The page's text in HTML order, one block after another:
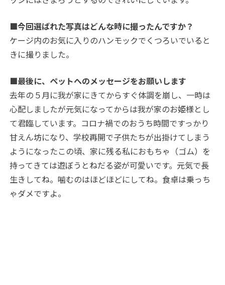
■今回選ばれた写真はどんな時に撮ったんですか？
ケージ内のお気に入りのハンモックでくつろいでいると
きに撮りました。
■最後に、ペットへのメッセージをお願いします
去年の５月に我が家にきてからすぐ体調を崩し、一時は
心配しましたが元気になってからは我が家のお姫様とし
て君臨しています。コロナ禍でのおうち時間ですっかり
甘えん坊になり、学校再開で子供たちが出掛けてしまう
ようになったこの頃、家に残る私におもちゃ（ゴム）を
持ってきては遊ぼうとねだる姿が可愛いです。元気で長
生きしてね。噛むのはほどほどにしてね。食卓は乗っち
ゃダメですよ。